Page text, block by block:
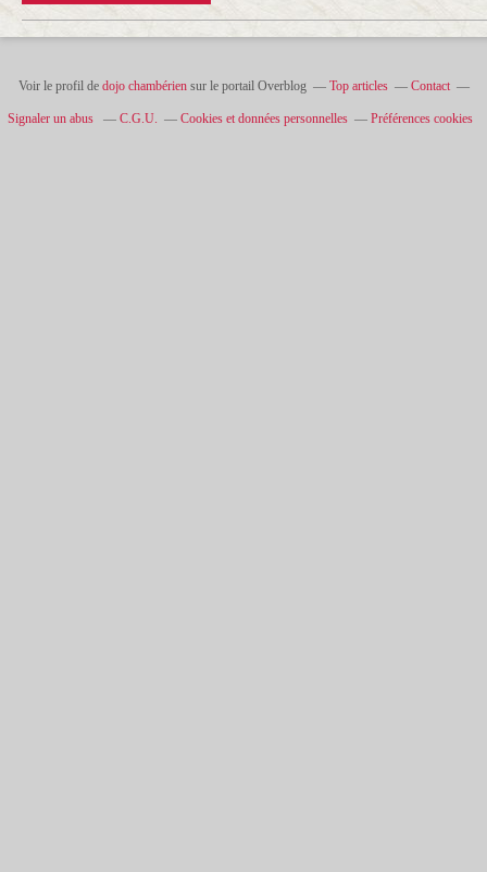
Voir le profil de dojo chambériensur le portail Overblog Top articles Contact
Signaler un abus C.G.U. Cookies et données personnelles Préférences cookies